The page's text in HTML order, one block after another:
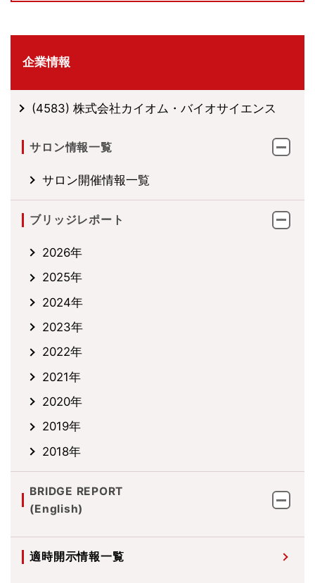
企業情報
(4583) 株式会社カイオム・バイオサイエンス
サロン情報一覧
サロン開催情報一覧
ブリッジレポート
2026年
2025年
2024年
2023年
2022年
2021年
2020年
2019年
2018年
BRIDGE REPORT
(English)
適時開示情報一覧